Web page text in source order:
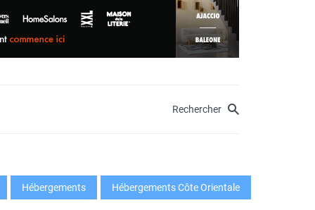
Rechercher
Hébergements Hébergements Côte Orientale